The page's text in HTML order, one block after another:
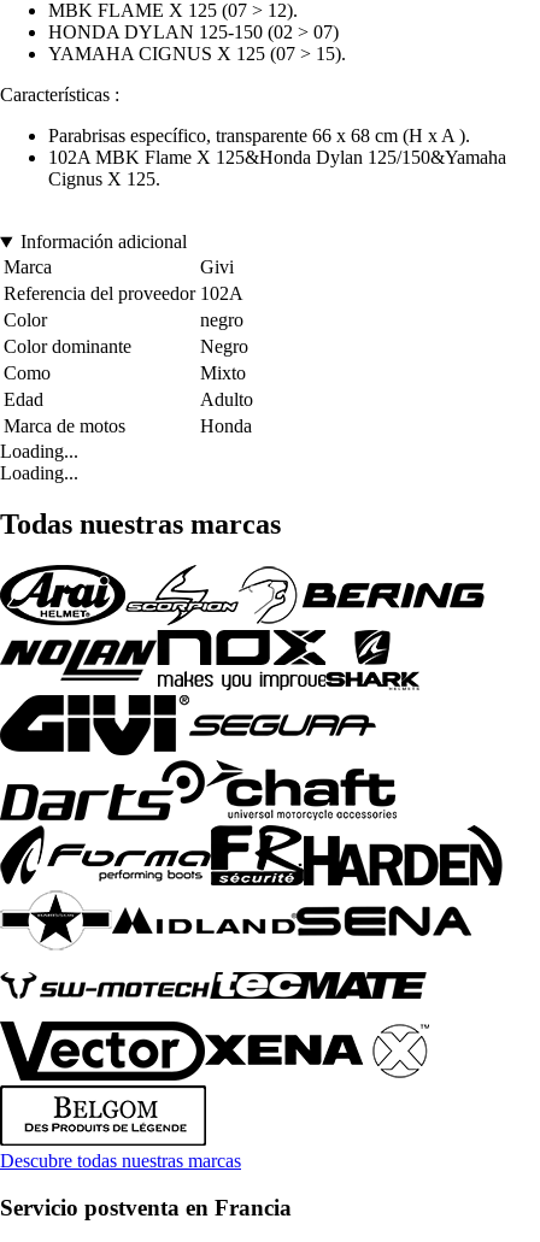
MBK FLAME X 125 (07 > 12).
HONDA DYLAN 125-150 (02 > 07)
YAMAHA CIGNUS X 125 (07 > 15).
Características :
Parabrisas específico, transparente 66 x 68 cm (H x A ).
102A MBK Flame X 125&Honda Dylan 125/150&Yamaha
Cignus X 125.
Información adicional
Marca
Givi
Referencia del proveedor 102A
Color
negro
Color dominante
Negro
Como
Mixto
Edad
Adulto
Marca de motos
Honda
Loading...
Loading...
Todas nuestras marcas
Descubre todas nuestras marcas
Servicio postventa en Francia